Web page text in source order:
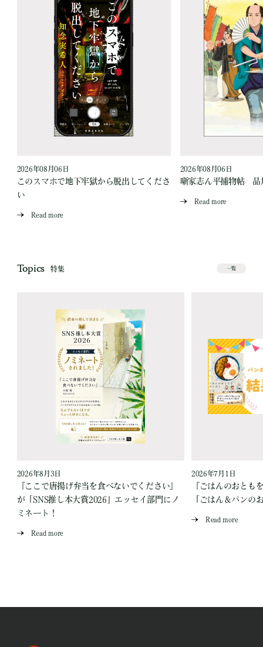
2026年08月06日
このスマホで地下牢獄から脱出してくださ
い
Read more
2026年08月06日
噺家志ん平捕物帖 品
Read more
Topics 特集 一覧
2026年8月3日
『ここで唐揚げ弁当を食べないでください』
が「SNS推し本大賞2026」エッセイ部門にノ
ミネート！
Read more
2026年7月1日
『ごはんのおとも
「ごはん＆パンの
Read more